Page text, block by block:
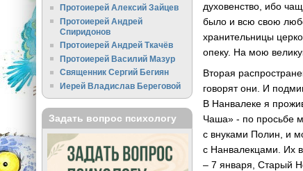
духовенство, ибо
было и всю свою
хранительницы
опеку. На мою
Вторая
говорят они. И
В Нанвалеке я
Чаша» - по просьбе
с внуками Полин, и
с Нанвалекцами. Их в
– 7 января, Старый
Протоиерей Алексий Зайцев
Протоиерей Андрей
Спиридонов
Протоиерей Андрей Ткачёв
Протоиерей Василий Мазур
Священник Сергий Бегиян
Иерей Владислав Береговой
Задать вопрос психологу